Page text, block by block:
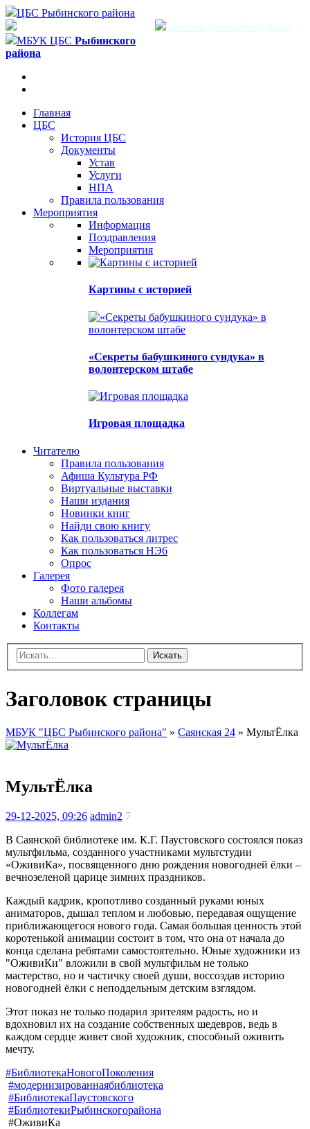
ЦБС Рыбинского района
Версия для слабовидящих
МБУК ЦБС Рыбинского
района
Главная
ЦБС
История ЦБС
Документы
Устав
Услуги
НПА
Правила пользования
Мероприятия
Информация
Поздравления
Мероприятия
Картины с историей
«Секреты бабушкиного сундука» в
волонтерском штабе
Игровая площадка
Читателю
Правила пользования
Афиша Культура РФ
Виртуальные выставки
Наши издания
Новинки книг
Найди свою книгу
Как пользоваться литрес
Как пользоваться НЭ6
Опрос
Галерея
Фото галерея
Наши альбомы
Коллегам
Контакты
Искать
Заголовок страницы
МБУК "ЦБС Рыбинского района" » Саянская 24 » МультЁлка
МультЁлка
29-12-2025, 09:26 admin2 7
В Саянской библиотеке им. К.Г. Паустовского состоялся показ
мультфильма, созданного участниками мультстудии
«ОживиКа», посвященного дню рождения новогодней ёлки –
вечнозеленой царице зимних праздников.
Каждый кадрик, кропотливо созданный руками юных
аниматоров, дышал теплом и любовью, передавая ощущение
приближающегося нового года. Самая большая ценность этой
коротенькой анимации состоит в том, что она от начала до
конца сделана ребятами самостоятельно. Юные художники из
"ОживиКи" вложили в свой мультфильм не только
мастерство, но и частичку своей души, воссоздав историю
новогодней ёлки с неподдельным детским взглядом.
Этот показ не только подарил зрителям радость, но и
вдохновил их на создание собственных шедевров, ведь в
каждом сердце живет свой художник, способный оживить
мечту.
#БиблиотекаНовогоПоколения
#модернизированнаябиблиотека
#БиблиотекаПаустовского
#БиблиотекиРыбинскогорайона
#ОживиКа